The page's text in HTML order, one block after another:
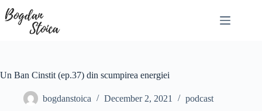
to
content
Un Ban Cinstit (ep.37) din scumpirea energiei
bogdanstoica December 2, 2021 podcast